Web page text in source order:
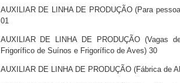
AUXILIAR DE LINHA DE PRODUÇÃO (Para
01
AUXILIAR DE LINHA DE PRODUÇÃO (Vagas
Frigorífico de Suínos e Frigorífico de Aves) 30
AUXILIAR DE LINHA DE PRODUÇÃO (Fábrica de